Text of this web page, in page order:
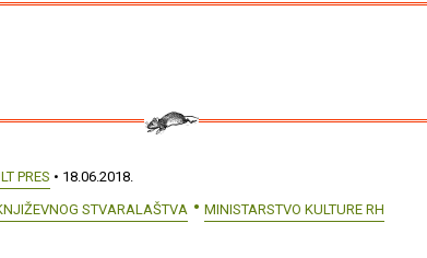
PRES • 18.06.2018.
STVARALAŠTVA
MINISTARSTVO KULTURE RH